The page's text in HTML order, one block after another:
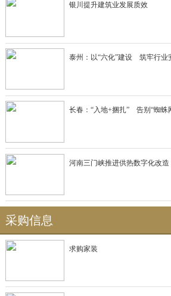
银川提升建筑业发展质效
泰州：以“六化”建设 筑牢行业
长春：“入地+捆扎” 告别“蜘蛛
河南三门峡推进供热数字化改造
采购信息
求购家装